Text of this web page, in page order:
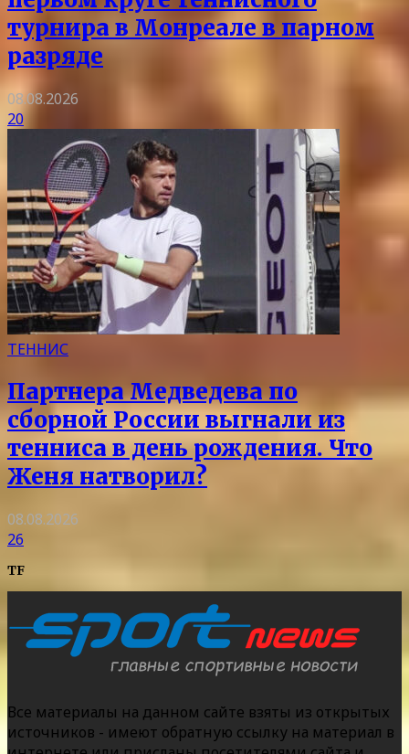
турнира в Монреале в парном
разряде
08.08.2026
20
ТЕННИС
Партнера Медведева по
сборной России выгнали из
тенниса в день рождения. Что
Женя натворил?
08.08.2026
26
TF
Все материалы на данном сайте взяты из открытых
источников - имеют обратную ссылку на материал в